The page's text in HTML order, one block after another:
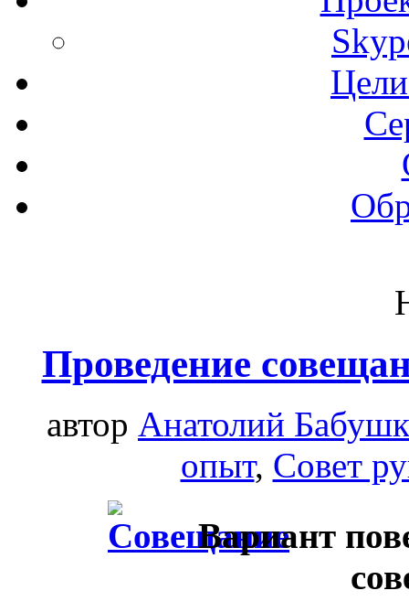
Проведение
автор Анатолий
опыт, Совет
Вариант